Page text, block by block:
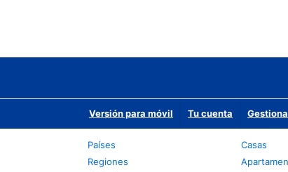
Versión para móvil Tu cuenta
Países
Regiones
Casas